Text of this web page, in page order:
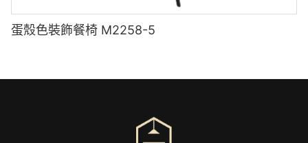
蛋殼色裝飾餐椅 M2258-5